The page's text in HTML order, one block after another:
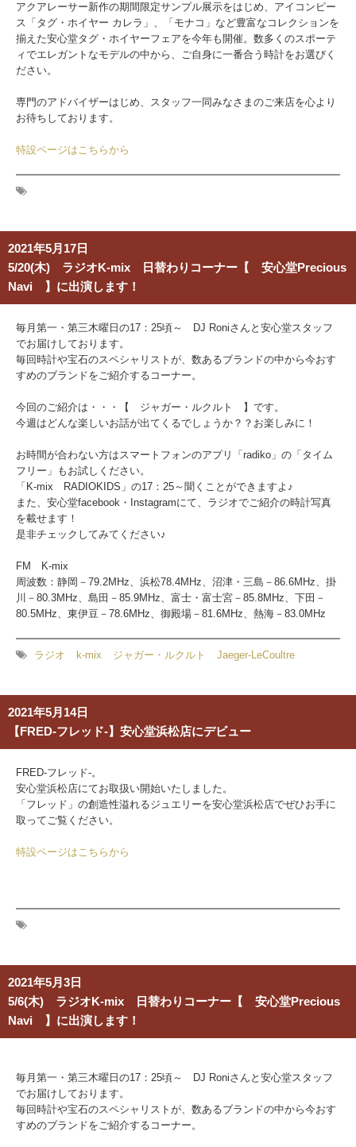
アクアレーサー新作の期間限定サンプル展示をはじめ、アイコンピー
ス「タグ・ホイヤー カレラ」、「モナコ」など豊富なコレクションを
揃えた安心堂タグ・ホイヤーフェアを今年も開催。数多くのスポーテ
ィでエレガントなモデルの中から、ご自身に一番合う時計をお選びく
ださい。
専門のアドバイザーはじめ、スタッフ一同みなさまのご来店を心より
お待ちしております。
特設ページはこちらから
2021年5月17日
5/20(木) ラジオK-mix 日替わりコーナー【 安心堂Precious
Navi 】に出演します！
毎月第一・第三木曜日の17：25頃～ DJ Roniさんと安心堂スタッフ
でお届けしております。
毎回時計や宝石のスペシャリストが、数あるブランドの中から今おす
すめのブランドをご紹介するコーナー。
今回のご紹介は・・・【 ジャガー・ルクルト 】です。
今週はどんな楽しいお話が出てくるでしょうか？？お楽しみに！
お時間が合わない方はスマートフォンのアプリ「radiko」の「タイム
フリー」もお試しください。
「K-mix RADIOKIDS」の17：25～聞くことができますよ♪
また、安心堂facebook・Instagramにて、ラジオでご紹介の時計写真
を載せます！
是非チェックしてみてください♪
FM K-mix
周波数：静岡－79.2MHz、浜松78.4MHz、沼津・三島－86.6MHz、掛
川－80.3MHz、島田－85.9MHz、富士・富士宮－85.8MHz、下田－
80.5MHz、東伊豆－78.6MHz、御殿場－81.6MHz、熱海－83.0MHz
ラジオ k-mix ジャガー・ルクルト Jaeger-LeCoultre
2021年5月14日
【FRED-フレッド-】安心堂浜松店にデビュー
FRED-フレッド-。
安心堂浜松店にてお取扱い開始いたしました。
「フレッド」の創造性溢れるジュエリーを安心堂浜松店でぜひお手に
取ってご覧ください。
特設ページはこちらから
2021年5月3日
5/6(木) ラジオK-mix 日替わりコーナー【 安心堂Precious
Navi 】に出演します！
毎月第一・第三木曜日の17：25頃～ DJ Roniさんと安心堂スタッフ
でお届けしております。
毎回時計や宝石のスペシャリストが、数あるブランドの中から今おす
すめのブランドをご紹介するコーナー。